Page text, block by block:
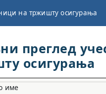
на тржишту осигурања
преглед
осигурања
име